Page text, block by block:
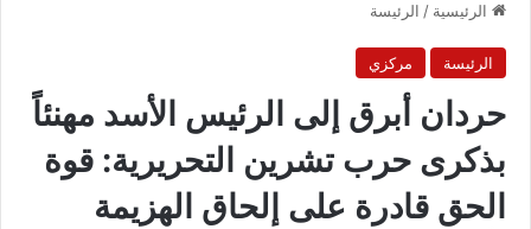
الرئيسية / الرئيسة
الرئيسة مركزي
حردان أبرق إلى الرئيس الأسد مهنئاً
بذكرى حرب تشرين التحريرية: قوة
الحق قادرة على إلحاق الهزيمة